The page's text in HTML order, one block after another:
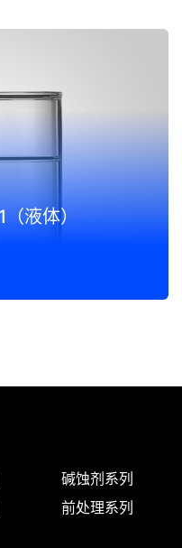
液体）
碱蚀剂系列
前处理系列